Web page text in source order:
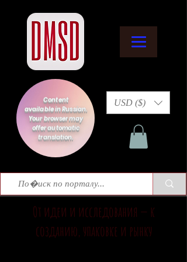
Content
available in Russian.
Your browser may
offer automatic
translation.
USD ($)
От идеи и исследования — к
созданию, упаковке и рынку